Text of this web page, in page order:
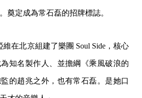
奠定成為常石磊的招牌標誌。
維在北京組建了樂團 Soul Side，核心
知名製作人、並擔綱《乘風破浪的
的趙兆之外，也有常石磊。是她口